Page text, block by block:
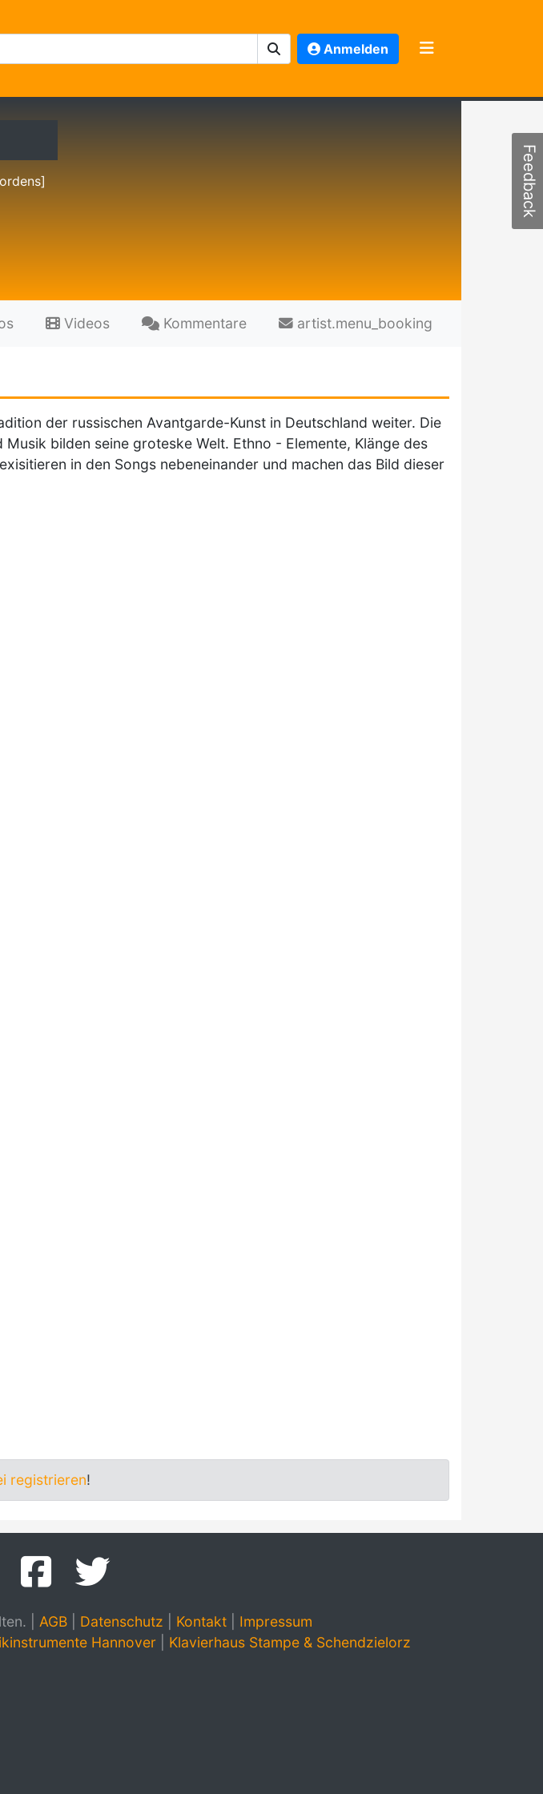
Anmelden
Videos Kommentare artist.menu_booking
der russischen Avantgarde-Kunst in Deutschland weiter. Die
bilden seine groteske Welt. Ethno - Elemente, Klänge des
in den Songs nebeneinander und machen das Bild dieser
registrieren!
AGB| Datenschutz Kontakt| Impressum
Hannover Klavierhaus Stampe & Schendzielorz
Feedback